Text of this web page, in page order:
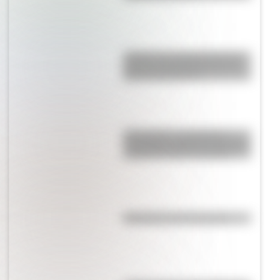
¿Sabías que Argentina tuvo la
alta de Sudamérica?
17 de agosto: actividades y